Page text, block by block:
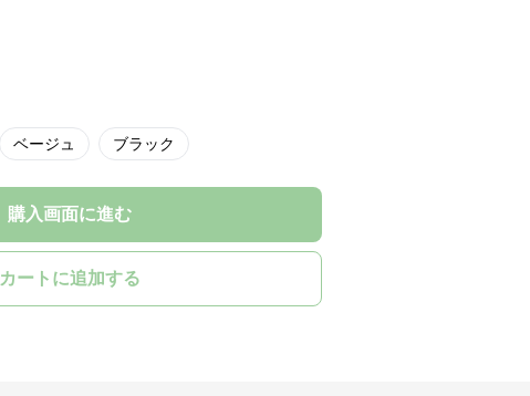
ベージュ ブラック
購入画面に進む
カートに追加する